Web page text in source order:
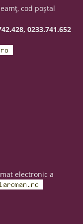
cod poştal
0233.741.652
electronic a